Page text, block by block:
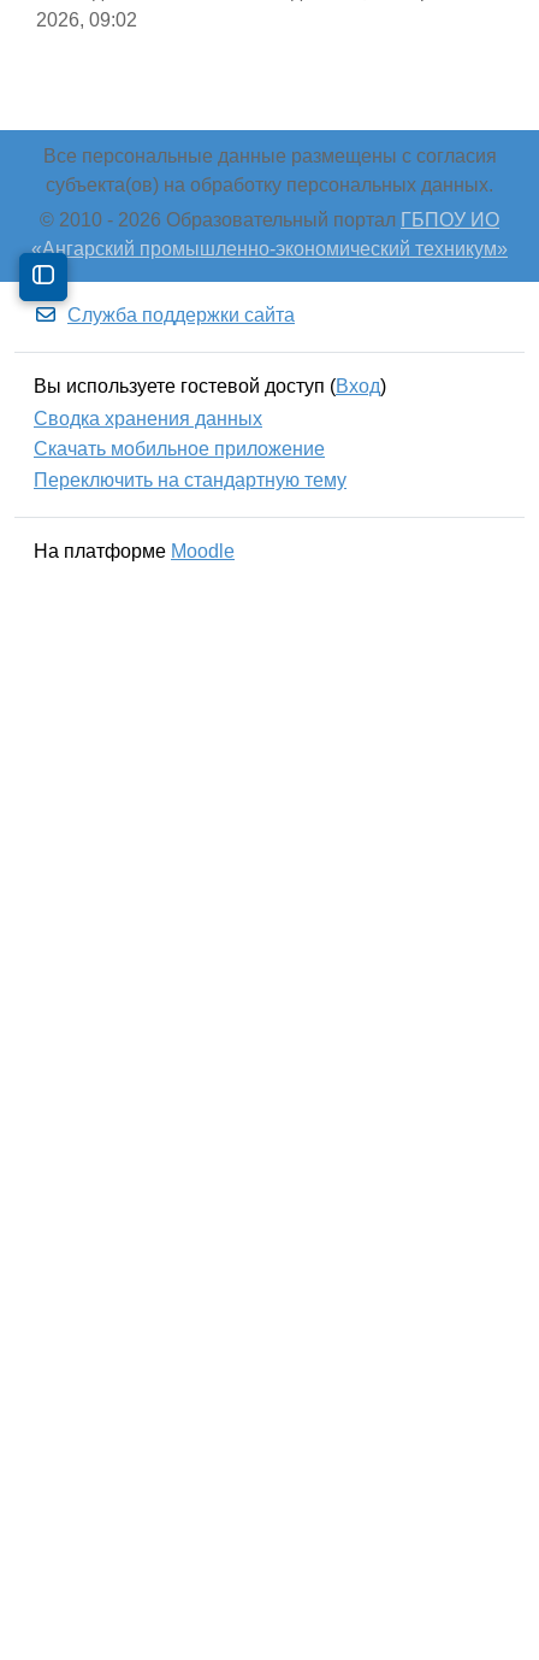
Открыть содержание курса
2026, 09:02
Все персональные данные размещены с согласия
субъекта(ов) на обработку персональных данных.
© 2010 - 2026 Образовательный портал ГБПОУ ИО
«Ангарский промышленно-экономический техникум»
Служба поддержки сайта
Вы используете гостевой доступ (Вход)
Сводка хранения данных
Скачать мобильное приложение
Переключить на стандартную тему
На платформе Moodle